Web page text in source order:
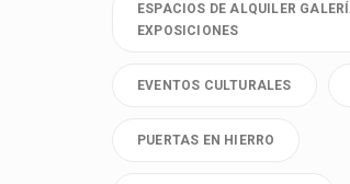
ESPACIOS DE ALQUILER
EXPOSICIONES
EVENTOS CULTURALES
PUERTAS EN HIERRO